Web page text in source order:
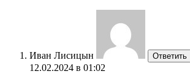
Иван Лисицын Ответить
12.02.2024 в 01:02